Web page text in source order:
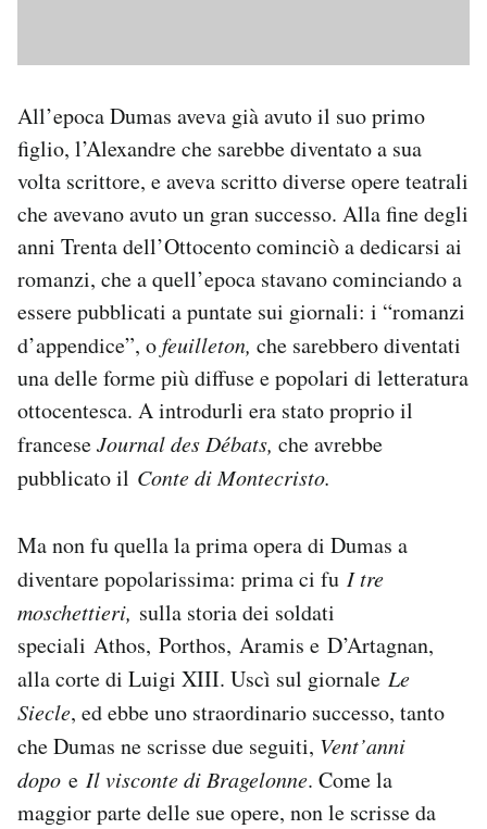
All’epoca Dumas aveva già avuto il suo primo
figlio, l’Alexandre che sarebbe diventato a sua
volta scrittore, e aveva scritto diverse opere teatrali
che avevano avuto un gran successo. Alla fine degli
anni Trenta dell’Ottocento cominciò a dedicarsi ai
romanzi, che a quell’epoca stavano cominciando a
essere pubblicati a puntate sui giornali: i “romanzi
d’appendice”, ofeuilleton, che sarebbero diventati
una delle forme più diffuse e popolari di letteratura
ottocentesca. A introdurli era stato proprio il
franceseJournal des Débats, che avrebbe
pubblicato il Conte di Montecristo.
Ma non fu quella la prima opera di Dumas a
diventare popolarissima: prima ci fu I tre
moschettieri, sulla storia dei soldati
speciali Athos, Porthos, Aramis e D’Artagnan,
alla corte di Luigi XIII. Uscì sul giornale Le
Siecle, ed ebbe uno straordinario successo, tanto
che Dumas ne scrisse due seguiti, Vent’anni
dopo e Il visconte di Bragelonne. Come la
maggior parte delle sue opere, non le scrisse da